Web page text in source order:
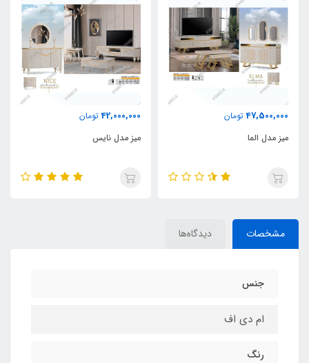
47,500,000 تومان
میز مدل الما
42,000,000 تومان
میز مدل نایس
مشخصات دیدگاه‌ها
جنس
ام دی اف
رنگ